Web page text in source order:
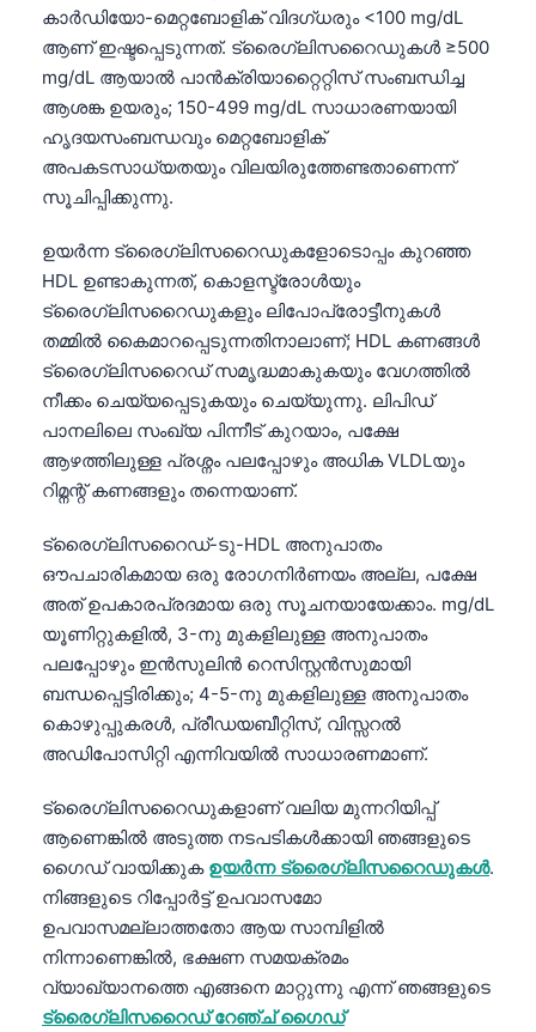
കാർഡിയോ-മെറ്റബോളിക് വിദഗ്ധരും <100 mg/dL
ആണ് ഇഷ്ടപ്പെടുന്നത്. ട്രൈഗ്ലിസറൈഡുകൾ ≥500
mg/dL ആയാൽ പാൻക്രിയാറ്റൈറ്റിസ് സംബന്ധിച്ച
ആശങ്ക ഉയരും; 150-499 mg/dL സാധാരണയായി
ഹൃദയസംബന്ധവും മെറ്റബോളിക്
അപകടസാധ്യതയും വിലയിരുത്തേണ്ടതാണെന്ന്
സൂചിപ്പിക്കുന്നു.
ഉയർന്ന ട്രൈഗ്ലിസറൈഡുകളോടൊപ്പം കുറഞ്ഞ
HDL ഉണ്ടാകുന്നത്, കൊളസ്ട്രോൾയും
ട്രൈഗ്ലിസറൈഡുകളും ലിപോപ്രോട്ടീനുകൾ
തമ്മിൽ കൈമാറപ്പെടുന്നതിനാലാണ്; HDL കണങ്ങൾ
ട്രൈഗ്ലിസറൈഡ് സമൃദ്ധമാകുകയും വേഗത്തിൽ
നീക്കം ചെയ്യപ്പെടുകയും ചെയ്യുന്നു. ലിപിഡ്
പാനലിലെ സംഖ്യ പിന്നീട് കുറയാം, പക്ഷേ
ആഴത്തിലുള്ള പ്രശ്നം പലപ്പോഴും അധിക VLDLയും
റിമ്നന്റ് കണങ്ങളും തന്നെയാണ്.
ട്രൈഗ്ലിസറൈഡ്-ടു-HDL അനുപാതം
ഔപചാരികമായ ഒരു രോഗനിർണയം അല്ല, പക്ഷേ
അത് ഉപകാരപ്രദമായ ഒരു സൂചനയായേക്കാം. mg/dL
യൂണിറ്റുകളിൽ, 3-നു മുകളിലുള്ള അനുപാതം
പലപ്പോഴും ഇൻസുലിൻ റെസിസ്റ്റൻസുമായി
ബന്ധപ്പെട്ടിരിക്കും; 4-5-നു മുകളിലുള്ള അനുപാതം
കൊഴുപ്പുകരൾ, പ്രീഡയബീറ്റിസ്, വിസ്സറൽ
അഡിപോസിറ്റി എന്നിവയിൽ സാധാരണമാണ്.
ട്രൈഗ്ലിസറൈഡുകളാണ് വലിയ മുന്നറിയിപ്പ്
ആണെങ്കിൽ അടുത്ത നടപടികൾക്കായി ഞങ്ങളുടെ
ഗൈഡ് വായിക്കുക ഉയർന്ന ട്രൈഗ്ലിസറൈഡുകൾ.
നിങ്ങളുടെ റിപ്പോർട്ട് ഉപവാസമോ
ഉപവാസമല്ലാത്തതോ ആയ സാമ്പിളിൽ
നിന്നാണെങ്കിൽ, ഭക്ഷണ സമയക്രമം
വ്യാഖ്യാനത്തെ എങ്ങനെ മാറ്റുന്നു എന്ന് ഞങ്ങളുടെ
ട്രൈഗ്ലിസറൈഡ് റേഞ്ച് ഗൈഡ്
Euskara
Gàidhlig
Occitan
العربية المغربية
Afrikaans
Монгол
ພາສາລາວ
Basa Jawa
Cebuano
ئۇيغۇرچە
Кыргызча
Татар теле
Беларуская мова
Esperanto
Frysk
Ślōnskŏ gŏdka
Norsk bokmål